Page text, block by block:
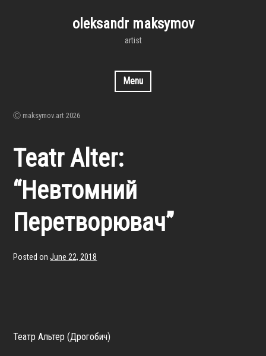
oleksandr maksymov
artist
Menu
Ⓒ maksymov.art 2026
Teatr Alter:
“Невтомний
Перетворювач”
Posted onJune 22, 2018
Театр Альтер (Дрогобич)